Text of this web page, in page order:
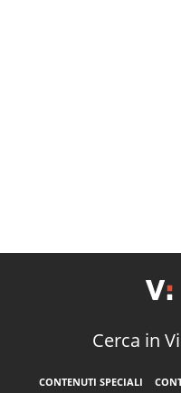
Cerca in
CONTENUTI SPECIALI